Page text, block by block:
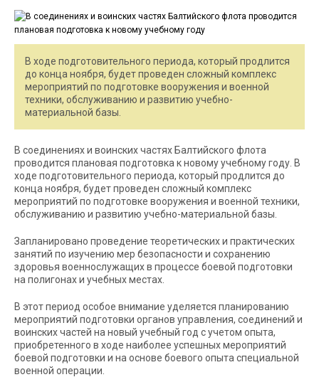
В ходе подготовительного периода, который продлится
до конца ноября, будет проведен сложный комплекс
мероприятий по подготовке вооружения и военной
техники, обслуживанию и развитию учебно-
материальной базы.
В соединениях и воинских частях Балтийского флота
проводится плановая подготовка к новому учебному году. В
ходе подготовительного периода, который продлится до
конца ноября, будет проведен сложный комплекс
мероприятий по подготовке вооружения и военной техники,
обслуживанию и развитию учебно-материальной базы.
Запланировано проведение теоретических и практических
занятий по изучению мер безопасности и сохранению
здоровья военнослужащих в процессе боевой подготовки
на полигонах и учебных местах.
В этот период особое внимание уделяется планированию
мероприятий подготовки органов управления, соединений и
воинских частей на новый учебный год с учетом опыта,
приобретенного в ходе наиболее успешных мероприятий
боевой подготовки и на основе боевого опыта специальной
военной операции.